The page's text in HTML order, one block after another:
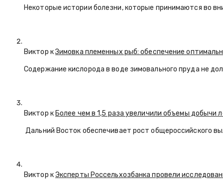
Некоторые истории болезни, которые принимаются во
Виктор кЗимовка племенных рыб: обеспечение
Содержание кислорода в воде зимовального пруда не
Виктор к Более чем в 1,5 раза увеличили объемы добычи
Дальний Восток обеспечивает рост общероссийского
Виктор кЭксперты Россельхозбанка провели